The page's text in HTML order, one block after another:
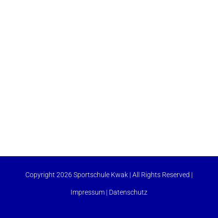
Copyright 2026 Sportschule Kwak | All Rights Reserved |
Impressum | Datenschutz